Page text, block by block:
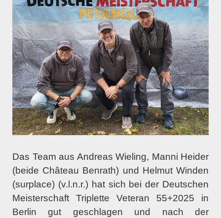
Das Team aus Andreas Wieling, Manni Heider
(beide Château Benrath) und Helmut Winden
(surplace) (v.l.n.r.) hat sich bei der Deutschen
Meisterschaft Triplette Veteran 55+2025 in
Berlin gut geschlagen und nach der